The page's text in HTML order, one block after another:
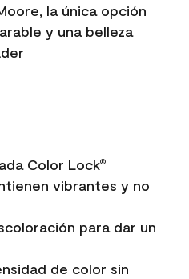
la única opción
y una belleza
Color Lock®
vibrantes y no
para dar un
de color sin